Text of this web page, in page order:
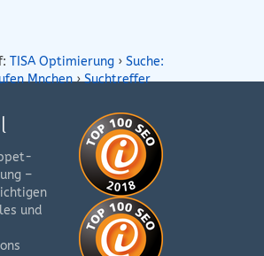
TISA Optimierung › Suche:
Mnchen›Suchtreffer
–
und